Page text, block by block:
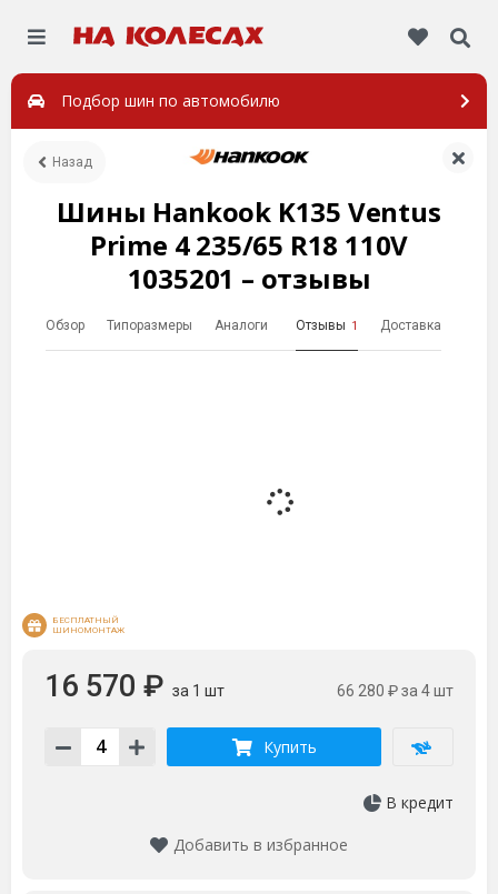
Подбор шин по автомобилю
Назад
Шины Hankook K135 Ventus
Prime 4 235/65 R18 110V
1035201 – отзывы
Обзор Типоразмеры Аналоги Отзывы 1 Доставка
БЕСПЛАТНЫЙ
ШИНОМОНТАЖ
16 570 ₽ за 1 шт 66 280 ₽за 4 шт
Купить
В кредит
Добавить в избранное